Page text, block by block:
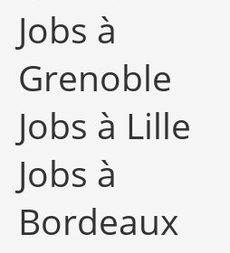
Jobs à
Grenoble
Jobs à Lille
Jobs à
Bordeaux